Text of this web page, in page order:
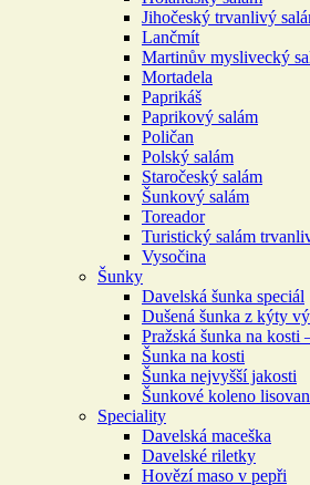
Jihočeský trvanlivý
Lančmít
Martinův myslivecký
Mortadela
Paprikáš
Paprikový salám
Poličan
Polský salám
Staročeský salám
Šunkový salám
Toreador
Turistický salám
Vysočina
Šunky
Davelská šunka speciál
Dušená šunka z kýty
Pražská šunka na kosti
Šunka na kosti
Šunka nejvyšší jakosti
Šunkové koleno
Speciality
Davelská maceška
Davelské riletky
Hovězí maso v pepři